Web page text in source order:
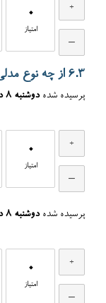
0
امتیاز
6.3 از چه نوع مدلی برای مدیریت نخ استفاده می کنند؟
پرسیده شده دوشنبه ۸ دی ۱۳۹۳
0
امتیاز
پرسیده شده دوشنبه ۸ دی ۱۳۹۳
0
امتیاز